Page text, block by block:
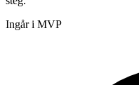
Ingår i MVP